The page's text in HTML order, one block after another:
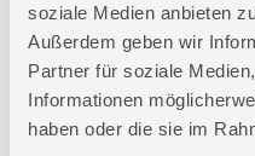
soziale Medien anbieten
Außerdem geben wir
Partner für soziale
Informationen
haben oder die sie im
Technischer Service
Bei Fragen rund um unsere
09:00 - 17:00